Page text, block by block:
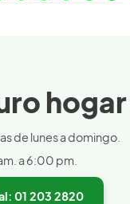
de lunes a domingo.
a 6:00 pm.
01 203 2820